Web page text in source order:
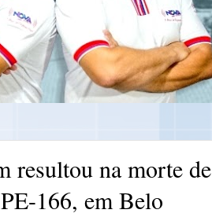
resultou na morte de
166, em Belo